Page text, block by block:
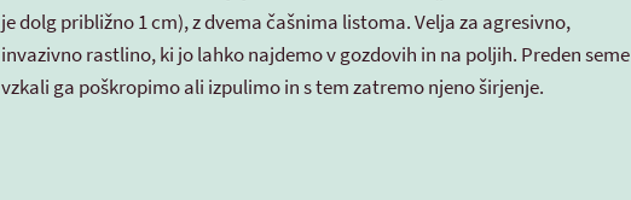
je dolg približno 1 cm), z dvema čašnima listoma. Velja za agresivno,
invazivno rastlino, ki jo lahko najdemo v gozdovih in na poljih. Preden seme
vzkali ga poškropimo ali izpulimo in s tem zatremo njeno širjenje.